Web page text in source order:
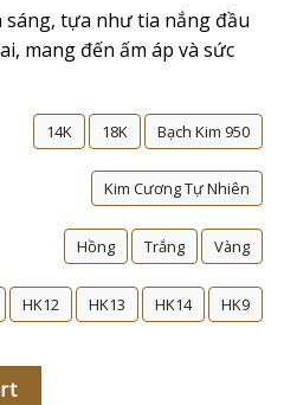
sáng, tựa như tia nắng đầu
mang đến ấm áp và sức
14K 18K Bạch Kim 950
Kim Cương Tự Nhiên
Hồng Trắng Vàng
HK12 HK13 HK14 HK9
quantity